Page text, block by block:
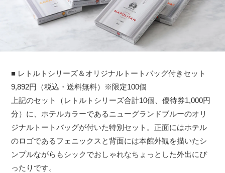
■ レトルトシリーズ＆オリジナルトートバッグ付きセット
9,892円（税込・送料無料）※限定100個
上記のセット（レトルトシリーズ合計10個、優待券1,000円
分）に、ホテルカラーであるニューグランドブルーのオリ
ジナルトートバッグが付いた特別セット。正面にはホテル
のロゴであるフェニックスと背面には本館外観を描いたシ
ンプルながらもシックでおしゃれなちょっとした外出にぴ
ったりです。